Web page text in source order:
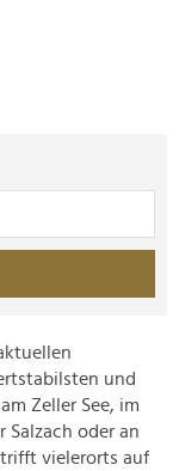
und
Zeller See, im
Salzach oder an
vielerorts auf